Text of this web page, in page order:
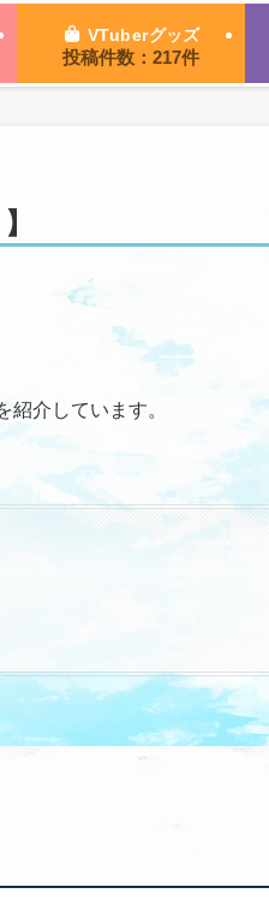
VTuberグッズ
投稿件数：217件
介しています。